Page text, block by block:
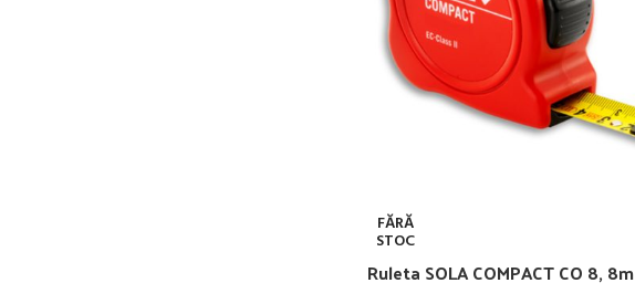
FĂRĂ
STOC
Ruleta SOLA COMPACT CO 8, 8m